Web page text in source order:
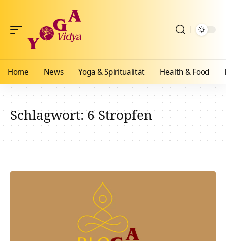
Home News Yoga & Spiritualität Health & Food
Schlagwort:6 Stropfen